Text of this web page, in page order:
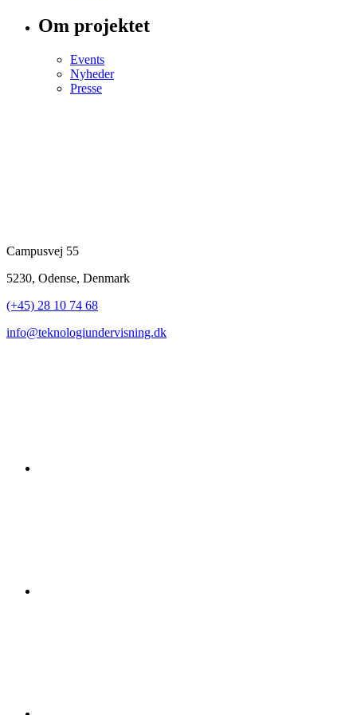
Om projektet
Events
Nyheder
Presse
Campusvej 55
5230, Odense, Denmark
(+45) 28 10 74 68
info@teknologiundervisning.dk